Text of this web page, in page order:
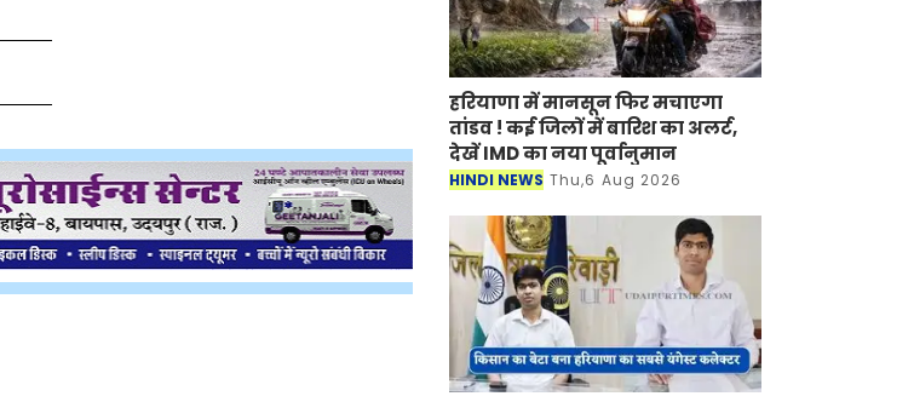
हरियाणा में मानसून फिर मचाएगा
तांडव ! कई जिलों में बारिश का अलर्ट,
देखें IMD का नया पूर्वानुमान
HINDI NEWS Thu,6 Aug 2026